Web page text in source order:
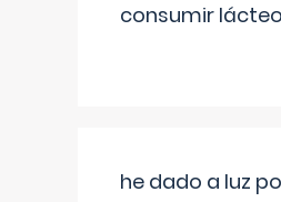
consumir
he dado a luz